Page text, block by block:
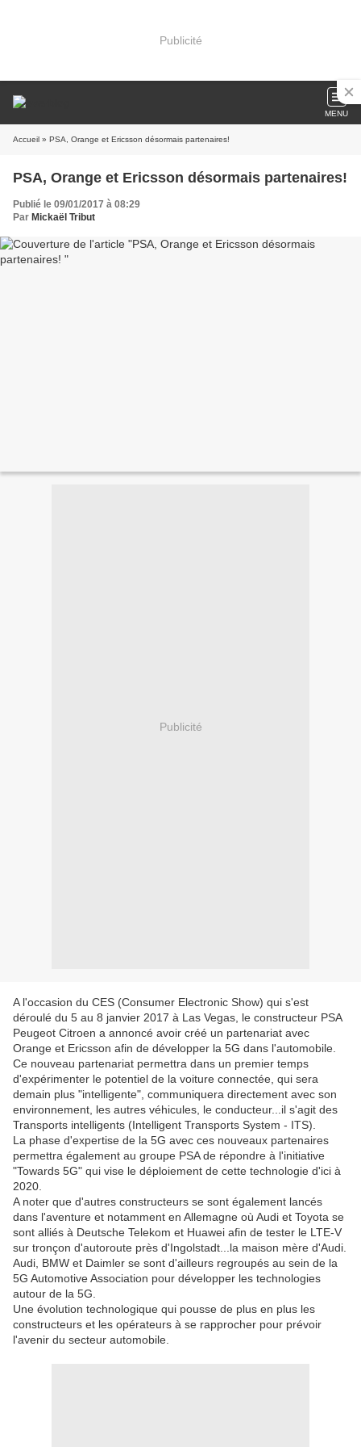
Publicité
MENU
Accueil » PSA, Orange et Ericsson désormais partenaires!
PSA, Orange et Ericsson désormais partenaires!
Publié le 09/01/2017 à 08:29
Par Mickaël Tribut
Publicité
A l'occasion du CES (Consumer Electronic Show) qui s'est
déroulé du 5 au 8 janvier 2017 à Las Vegas, le constructeur PSA
Peugeot Citroen a annoncé avoir créé un partenariat avec
Orange et Ericsson afin de développer la 5G dans l'automobile.
Ce nouveau partenariat permettra dans un premier temps
d'expérimenter le potentiel de la voiture connectée, qui sera
demain plus "intelligente", communiquera directement avec son
environnement, les autres véhicules, le conducteur...il s'agit des
Transports intelligents (Intelligent Transports System - ITS).
La phase d'expertise de la 5G avec ces nouveaux partenaires
permettra également au groupe PSA de répondre à l'initiative
"Towards 5G" qui vise le déploiement de cette technologie d'ici à
2020.
A noter que d'autres constructeurs se sont également lancés
dans l'aventure et notamment en Allemagne où Audi et Toyota se
sont alliés à Deutsche Telekom et Huawei afin de tester le LTE-V
sur tronçon d'autoroute près d'Ingolstadt...la maison mère d'Audi.
Audi, BMW et Daimler se sont d'ailleurs regroupés au sein de la
5G Automotive Association pour développer les technologies
autour de la 5G.
Une évolution technologique qui pousse de plus en plus les
constructeurs et les opérateurs à se rapprocher pour prévoir
l'avenir du secteur automobile.